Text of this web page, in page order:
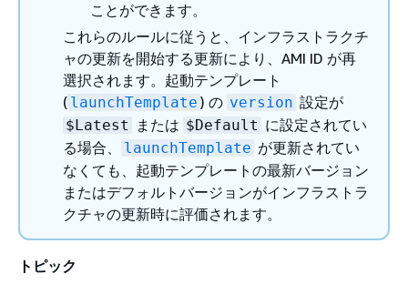
ことができます。
これらのルールに従うと、インフラストラクチ
ャの更新を開始する更新により、AMI ID が再
選択されます。起動テンプレート
( launchTemplate ) の version 設定が
$Latest または $Default に設定されてい
る場合、
launchTemplate が更新されてい
なくても、起動テンプレートの最新バージョン
またはデフォルトバージョンがインフラストラ
クチャの更新時に評価されます。
トピック